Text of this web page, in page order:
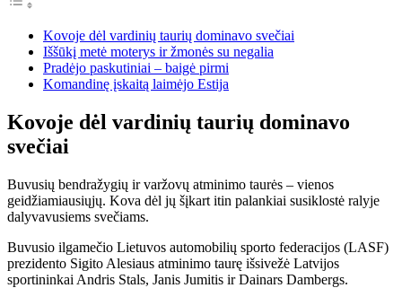
Kovoje dėl vardinių taurių dominavo svečiai
Iššūkį metė moterys ir žmonės su negalia
Pradėjo paskutiniai – baigė pirmi
Komandinę įskaitą laimėjo Estija
Kovoje dėl vardinių taurių dominavo
svečiai
Buvusių bendražygių ir varžovų atminimo taurės – vienos
geidžiamiausiųjų. Kova dėl jų šįkart itin palankiai susiklostė ralyje
dalyvavusiems svečiams.
Buvusio ilgamečio Lietuvos automobilių sporto federacijos (LASF)
prezidento Sigito Alesiaus atminimo taurę išsivežė Latvijos
sportininkai Andris Stals, Janis Jumitis ir Dainars Dambergs.